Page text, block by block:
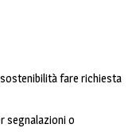
fare richiesta
segnalazioni o